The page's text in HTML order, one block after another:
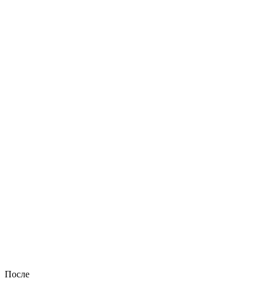
После